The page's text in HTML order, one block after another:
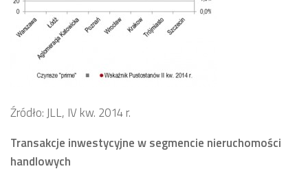
Źródło: JLL, IV kw. 2014 r.
Transakcje inwestycyjne w segmencie nieruchomości
handlowych